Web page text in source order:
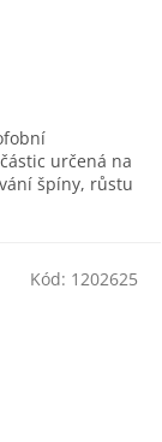
určená na
špíny, růstu
Kód: 1202625